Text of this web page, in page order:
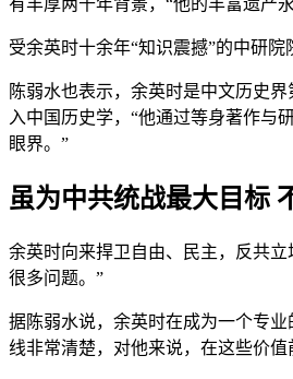
有丰厚两千年背景，“他的丰富遗产永
受余英时十余年“知识震撼”的中研
陈弱水也表示，余英时是中文历史
入中国历史学，“他通过等身著作与
眼界。”
虽为中共统战最大目标
余英时向来捍卫自由、民主，反共
很多问题。”
据陈弱水说，余英时在成为一个专
线非常清楚，对他来说，在这些价